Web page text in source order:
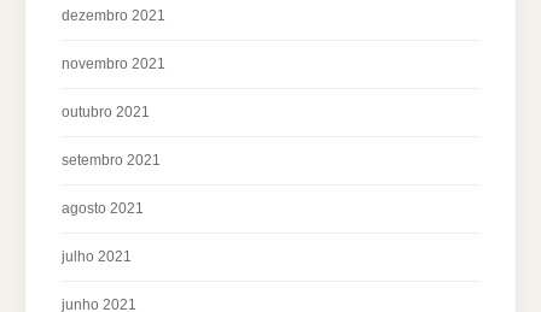
dezembro 2021
novembro 2021
outubro 2021
setembro 2021
agosto 2021
julho 2021
junho 2021